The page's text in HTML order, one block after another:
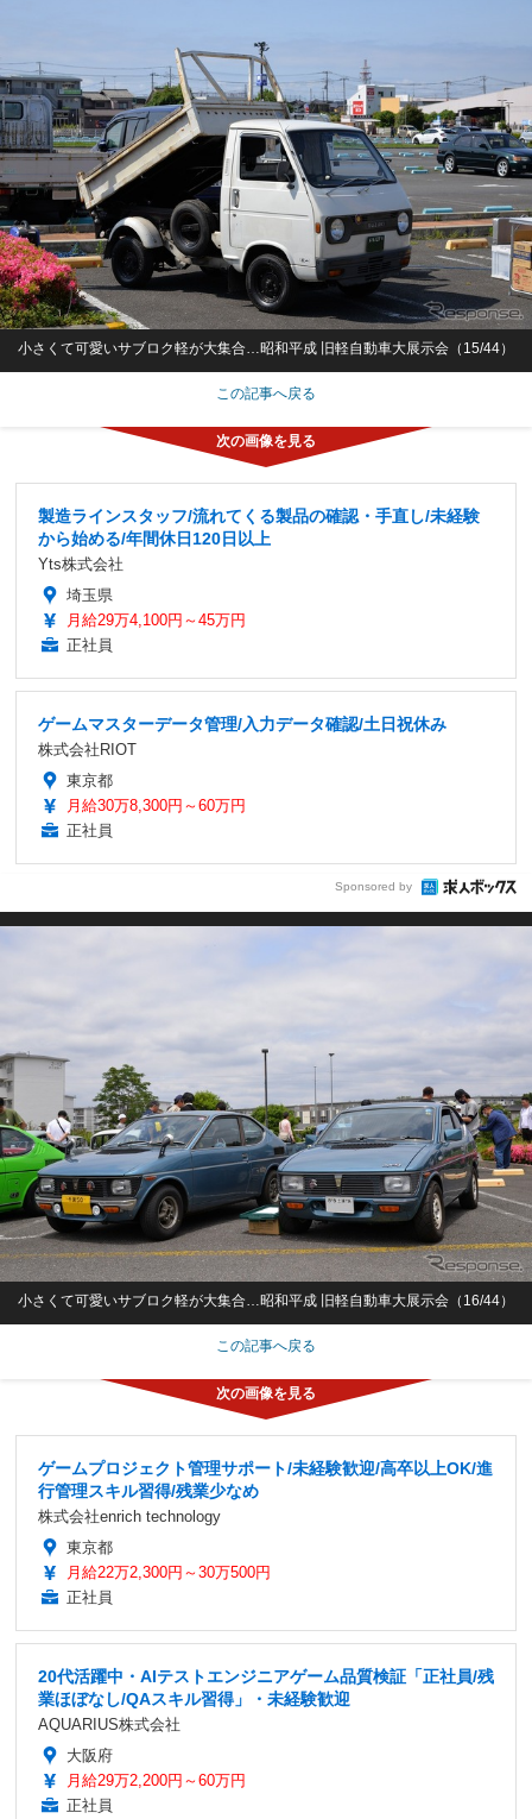
小さくて可愛いサブロク軽が大集合…昭和平成 旧軽自動車大展示会（15/44）
この記事へ戻る
製造ラインスタッフ/流れてくる製品の確認・手直し/未経験
から始める/年間休日120日以上
Yts株式会社
埼玉県
月給29万4,100円～45万円
正社員
ゲームマスターデータ管理/入力データ確認/土日祝休み
株式会社RIOT
東京都
月給30万8,300円～60万円
正社員
Sponsored by
小さくて可愛いサブロク軽が大集合…昭和平成 旧軽自動車大展示会（16/44）
この記事へ戻る
ゲームプロジェクト管理サポート/未経験歓迎/高卒以上OK/進
行管理スキル習得/残業少なめ
株式会社enrich technology
東京都
月給22万2,300円～30万500円
正社員
20代活躍中・AIテストエンジニアゲーム品質検証「正社員/残
業ほぼなし/QAスキル習得」・未経験歓迎
AQUARIUS株式会社
大阪府
月給29万2,200円～60万円
正社員